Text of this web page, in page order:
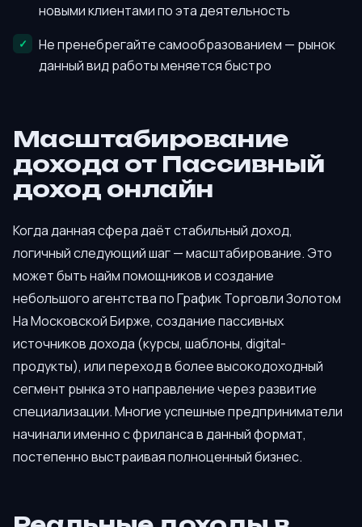
новыми клиентами по эта деятельность
Не пренебрегайте самообразованием — рынок
данный вид работы меняется быстро
Масштабирование
дохода от Пассивный
доход онлайн
Когда данная сфера даёт стабильный доход,
логичный следующий шаг — масштабирование. Это
может быть найм помощников и создание
небольшого агентства по График Торговли Золотом
На Московской Бирже, создание пассивных
источников дохода (курсы, шаблоны, digital-
продукты), или переход в более высокодоходный
сегмент рынка это направление через развитие
специализации. Многие успешные предприниматели
начинали именно с фриланса в данный формат,
постепенно выстраивая полноценный бизнес.